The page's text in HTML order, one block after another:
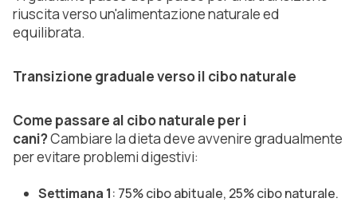
riuscita verso un'alimentazione naturale ed
equilibrata.
Transizione graduale verso il cibo naturale
Come passare al cibo naturale per i
cani?Cambiare la dieta deve avvenire gradualmente
per evitare problemi digestivi:
Settimana 1: 75% cibo abituale, 25% cibo naturale.